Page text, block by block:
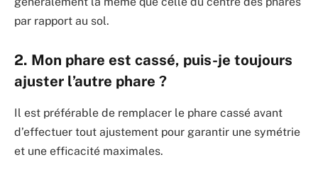
par rapport au sol.
2. Mon phare est cassé, puis-je toujours
ajuster l’autre phare ?
Il est préférable de remplacer le phare cassé avant
d’effectuer tout ajustement pour garantir une symétrie
et une efficacité maximales.